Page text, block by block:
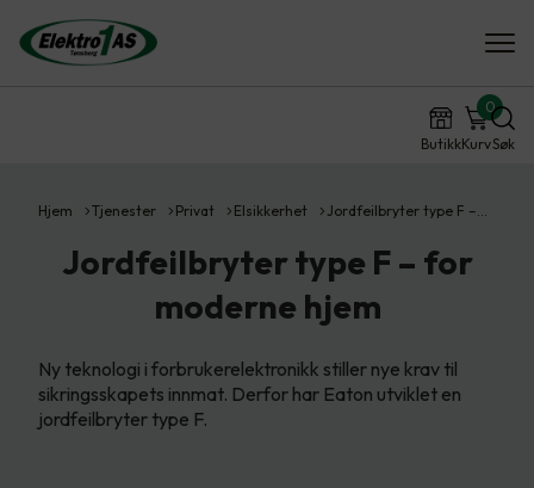
ButikkKurv
0
Søk
Hjem Tjenester Privat Elsikkerhet Jordfeilbryter type F –…
Jordfeilbryter type F – for
moderne hjem
Ny teknologi i forbrukerelektronikk stiller nye krav til
sikringsskapets innmat. Derfor har Eaton utviklet en
jordfeilbryter type F.